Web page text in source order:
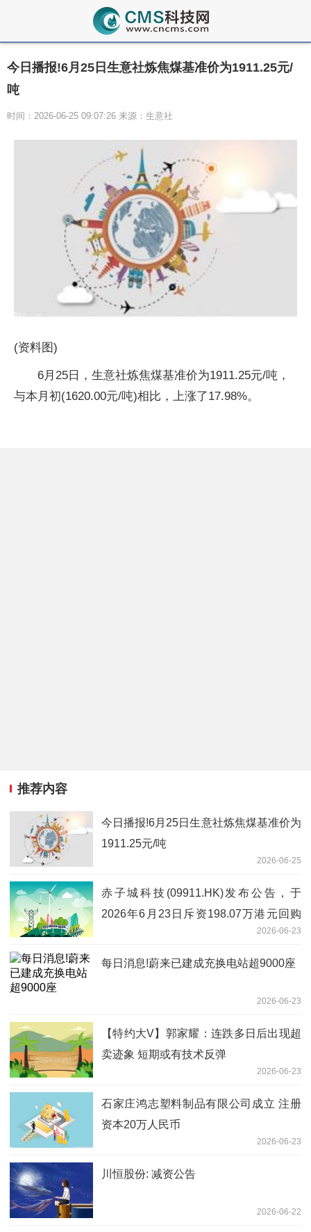
今日播报!6月25日生意社炼焦煤基准价为1911.25元/
吨
时间：2026-06-25 09:07:26 来源：生意社
(资料图)
6月25日，生意社炼焦煤基准价为1911.25元/吨，
与本月初(1620.00元/吨)相比，上涨了17.98%。
推荐内容
今日播报!6月25日生意社炼焦煤基准价为
1911.25元/吨
2026-06-25
赤子城科技(09911.HK)发布公告，于
2026年6月23日斥资198.07万港元回购
2026-06-23
每日消息!蔚来已建成充换电站超9000座
2026-06-23
【特约大V】郭家耀：连跌多日后出现超
卖迹象 短期或有技术反弹
2026-06-23
石家庄鸿志塑料制品有限公司成立 注册
资本20万人民币
2026-06-23
川恒股份: 减资公告
2026-06-22